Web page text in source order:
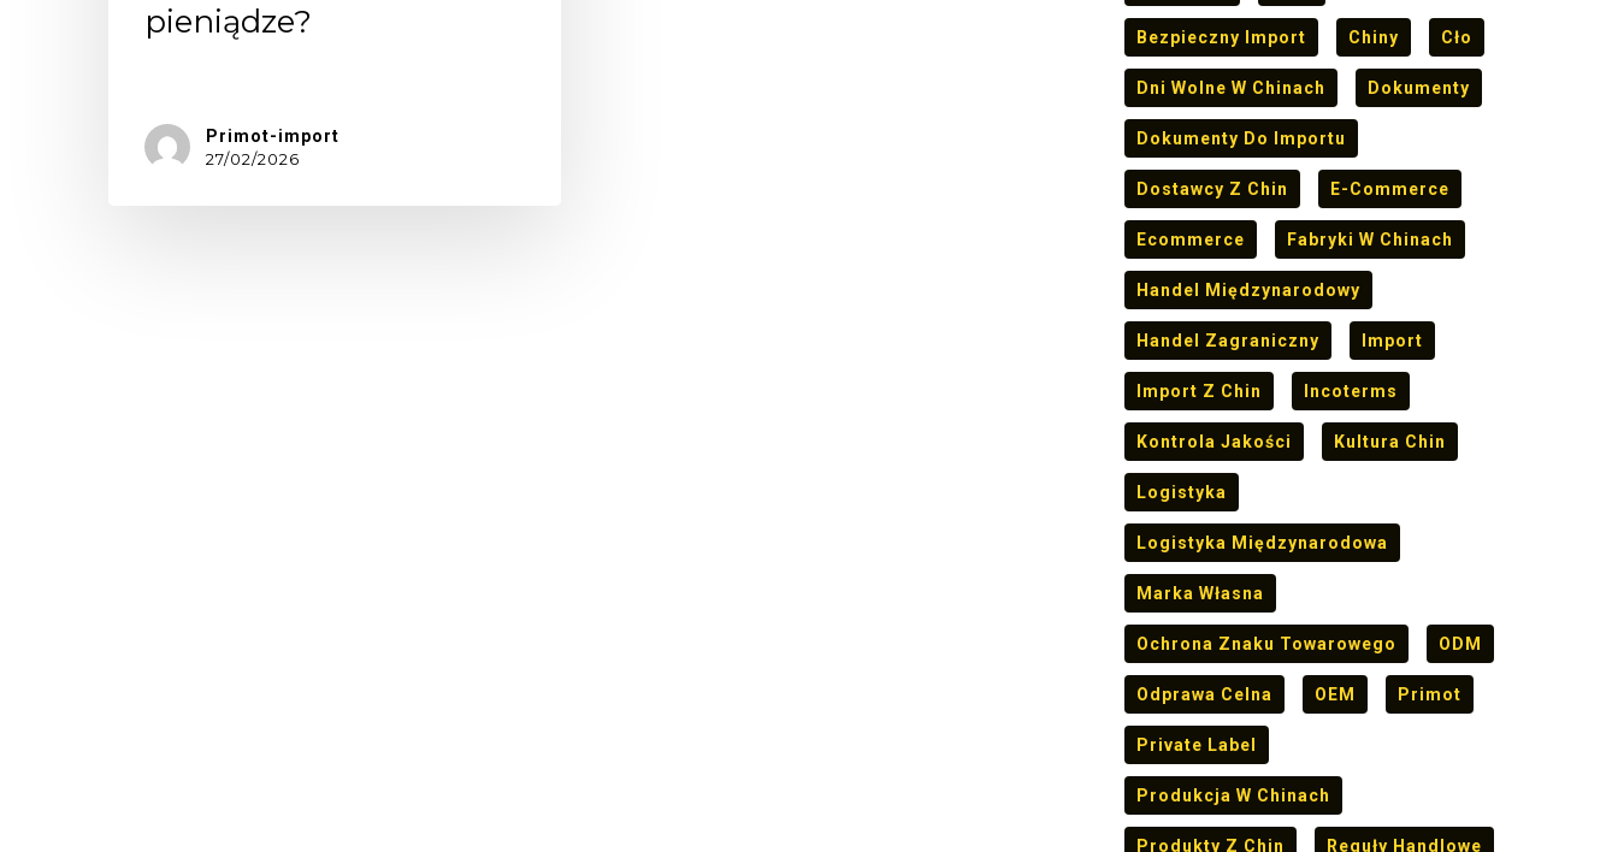
pieniądze?
Primot-import
27/02/2026
Bezpieczny Import Chiny Cło
Dni Wolne W Chinach Dokumenty
Dokumenty Do Importu
Dostawcy Z Chin E-Commerce
Ecommerce Fabryki W Chinach
Handel Międzynarodowy
Handel Zagraniczny Import
Import Z Chin Incoterms
Kontrola Jakości Kultura Chin
Logistyka
Logistyka Międzynarodowa
Marka Własna
Ochrona Znaku Towarowego ODM
Odprawa Celna OEM Primot
Private Label
Produkcja W Chinach
Produkty Z Chin Reguły Handlowe